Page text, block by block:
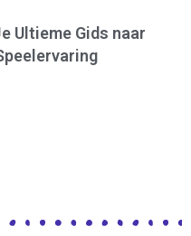
Ultieme Gids naar